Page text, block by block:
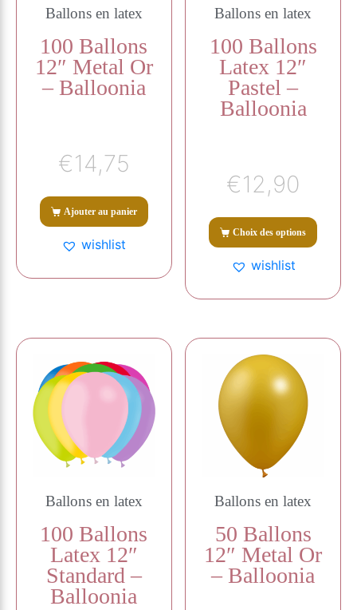
Ballons en latex
100 Ballons
12″ Metal Or
– Balloonia
€14,75
Ajouter au panier
wishlist
Ballons en latex
100 Ballons
Latex 12″
Pastel –
Balloonia
€12,90
Choix des options
wishlist
Ballons en latex
100 Ballons
Latex 12″
Standard –
Balloonia
Ballons en latex
50 Ballons
12″ Metal Or
– Balloonia